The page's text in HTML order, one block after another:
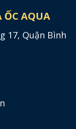
AQUA
17, Quận Bình